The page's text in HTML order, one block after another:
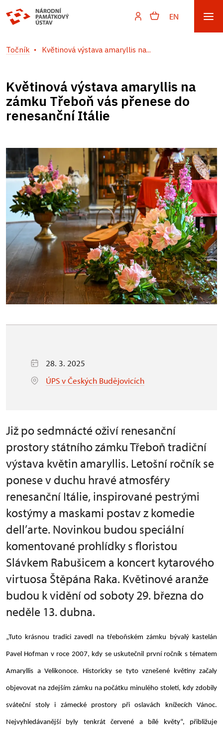
EN
Točník Květinová výstava amaryllis na...
Květinová výstava amaryllis na
zámku Třeboň vás přenese do
renesanční Itálie
28. 3. 2025
ÚPS v Českých Budějovicích
Již po sedmnácté oživí renesanční
prostory státního zámku Třeboň tradiční
výstava květin amaryllis. Letošní ročník se
ponese v duchu hravé atmosféry
renesanční Itálie, inspirované pestrými
kostýmy a maskami postav z komedie
dell’arte. Novinkou budou speciální
komentované prohlídky s floristou
Slávkem Rabušicem a koncert kytarového
virtuosa Štěpána Raka. Květinové aranže
budou k vidění od soboty 29. března do
neděle 13. dubna.
„Tuto krásnou tradici zavedl na třeboňském zámku bývalý kastelán
Pavel Hofman v roce 2007, kdy se uskutečnil první ročník s tématem
Amaryllis a Velikonoce. Historicky se tyto vznešené květiny začaly
objevovat na zdejším zámku na počátku minulého století, kdy zdobily
sváteční stoly i zámecké prostory při oslavách knížecích Vánoc.
Nejvyhledávanější byly tenkrát červené a bílé květy“, přibližuje